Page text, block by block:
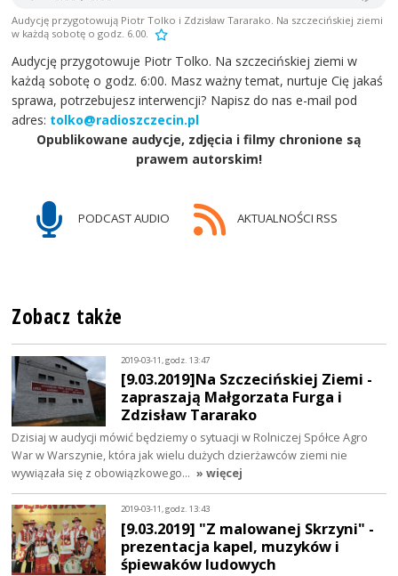
Audycję przygotowują Piotr Tolko i Zdzisław Tararako. Na szczecińskiej ziemi
w każdą sobotę o godz. 6.00.
Audycję przygotowuje Piotr Tolko. Na szczecińskiej ziemi w
każdą sobotę o godz. 6:00. Masz ważny temat, nurtuje Cię jakaś
sprawa, potrzebujesz interwencji? Napisz do nas e-mail pod
adres: tolko@radioszczecin.pl
Opublikowane audycje, zdjęcia i filmy chronione są
prawem autorskim!
PODCAST AUDIO AKTUALNOŚCI RSS
Zobacz także
2019-03-11, godz. 13:47
[9.03.2019]Na Szczecińskiej Ziemi -
zapraszają Małgorzata Furga i
Zdzisław Tararako
Dzisiaj w audycji mówić będziemy o sytuacji w Rolniczej Spółce Agro
War w Warszynie, która jak wielu dużych dzierżawców ziemi nie
wywiązała się z obowiązkowego… » więcej
2019-03-11, godz. 13:43
[9.03.2019] "Z malowanej Skrzyni" -
prezentacja kapel, muzyków i
śpiewaków ludowych